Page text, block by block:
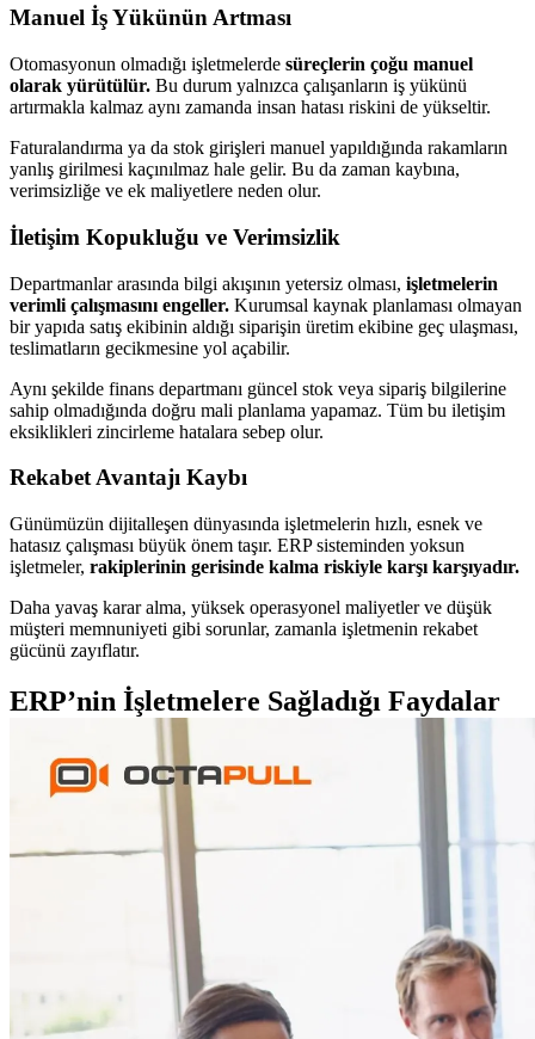
Manuel İş Yükünün Artması
Otomasyonun olmadığı işletmelerde süreçlerin çoğu manuel
olarak yürütülür. Bu durum yalnızca çalışanların iş yükünü
artırmakla kalmaz aynı zamanda insan hatası riskini de yükseltir.
Faturalandırma ya da stok girişleri manuel yapıldığında rakamların
yanlış girilmesi kaçınılmaz hale gelir. Bu da zaman kaybına,
verimsizliğe ve ek maliyetlere neden olur.
İletişim Kopukluğu ve Verimsizlik
Departmanlar arasında bilgi akışının yetersiz olması, işletmelerin
verimli çalışmasını engeller. Kurumsal kaynak planlaması olmayan
bir yapıda satış ekibinin aldığı siparişin üretim ekibine geç ulaşması,
teslimatların gecikmesine yol açabilir.
Aynı şekilde finans departmanı güncel stok veya sipariş bilgilerine
sahip olmadığında doğru mali planlama yapamaz. Tüm bu iletişim
eksiklikleri zincirleme hatalara sebep olur.
Rekabet Avantajı Kaybı
Günümüzün dijitalleşen dünyasında işletmelerin hızlı, esnek ve
hatasız çalışması büyük önem taşır. ERP sisteminden yoksun
işletmeler, rakiplerinin gerisinde kalma riskiyle karşı karşıyadır.
Daha yavaş karar alma, yüksek operasyonel maliyetler ve düşük
müşteri memnuniyeti gibi sorunlar, zamanla işletmenin rekabet
gücünü zayıflatır.
ERP’nin İşletmelere Sağladığı Faydalar